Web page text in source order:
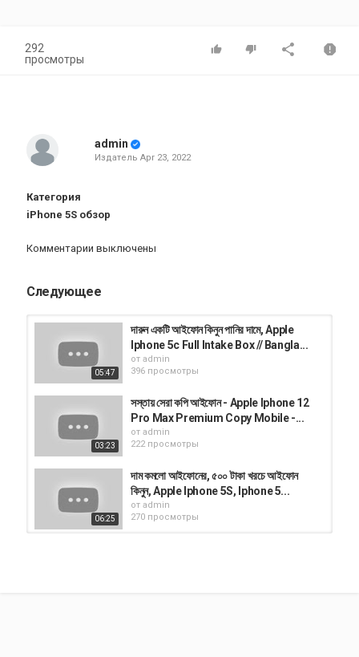
292
просмотры
admin
Издатель Apr 23, 2022
Категория
iPhone 5S обзор
Комментарии выключены
Следующее
05:47
দারুন একটি আইফোন কিনুন পানির দামে, Apple
Iphone 5c Full Intake Box // Bangla...
от admin
396 просмотры
03:23
সস্তায় সেরা কপি আইফোন - Apple Iphone 12
Pro Max Premium Copy Mobile -...
от admin
222 просмотры
06:25
দাম কমলো আইফোনের, ৫০০ টাকা খরচে আইফোন
কিনুন, Apple Iphone 5S, Iphone 5...
от admin
270 просмотры